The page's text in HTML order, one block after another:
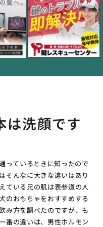
は洗顔です
っているときに知ったので
そんなに大きな違いはあり
ている兄の肌は表参道の人
のおもちゃをおすすめする
み方を調べたのですが、も
番の違いは、男性ホルモン